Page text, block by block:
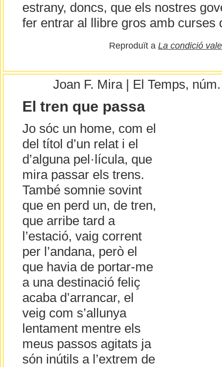
estrany, doncs, que els nostres
fer entrar al llibre gros amb curses
Reproduït aLa condició
Joan F. Mira | El Temps,
El tren que passa
Jo sóc un home, com el
del títol d’un relat i el
d’alguna pel·lícula, que
mira passar els trens.
També somnie sovint
que en perd un, de tren,
que arribe tard a
l’estació, vaig corrent
per l’andana, però el
que havia de portar-me
a una destinació feliç
acaba d’arrancar, el
veig com s’allunya
lentament mentre els
meus passos agitats ja
són inútils a l’extrem de